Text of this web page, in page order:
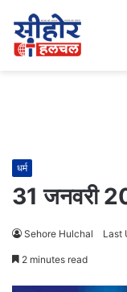
धर्म
31 जनवरी
Sehore Hulchal Last
2 minutes read